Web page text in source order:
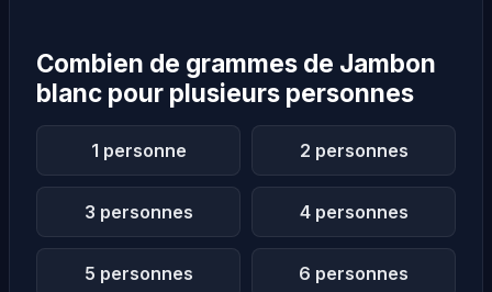
Combien de grammes de Jambon
blanc pour plusieurs personnes
1 personne 2 personnes
3 personnes 4 personnes
5 personnes 6 personnes